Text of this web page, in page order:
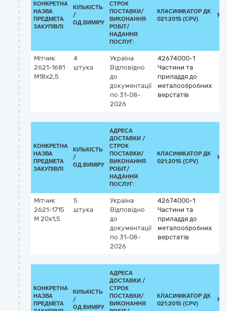
КОНКРЕТНА
НАЗВА
ПРЕДМЕТА
ЗАКУПІВЛІ
КІЛЬКІСТЬ
/
ОД.ВИМІРУ
СТРОК
ПОСТАВКИ/
ВИКОНАННЯ
РОБІТ/
НАДАННЯ
ПОСЛУГ:
КЛАСИФІКАТОР ДК
021:2015 (CPV)
Мітчик
2621-1681
М18х2,5
4
штука
Україна
Відповідно
до
документації
по 31-08-
2026
42674000-1
Частини та
приладдя до
металообробних
верстатів
КОНКРЕТНА
НАЗВА
ПРЕДМЕТА
ЗАКУПІВЛІ
КІЛЬКІСТЬ
/
ОД.ВИМІРУ
АДРЕСА
ДОСТАВКИ /
СТРОК
ПОСТАВКИ/
ВИКОНАННЯ
РОБІТ/
НАДАННЯ
ПОСЛУГ:
КЛАСИФІКАТОР ДК
021:2015 (CPV)
Мітчик
2621-1715
М 20х1,5
5
штука
Україна
Відповідно
до
документації
по 31-08-
2026
42674000-1
Частини та
приладдя до
металообробних
верстатів
КОНКРЕТНА
НАЗВА
ПРЕДМЕТА
КІЛЬКІСТЬ
/
ОД.ВИМІРУ
АДРЕСА
ДОСТАВКИ /
СТРОК
ПОСТАВКИ/
ВИКОНАННЯ
КЛАСИФІКАТОР ДК
021:2015 (CPV)